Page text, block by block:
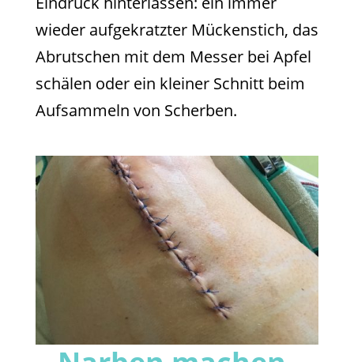
wieder aufgekratzter Mückenstich, das
Abrutschen mit dem Messer bei Apfel
schälen oder ein kleiner Schnitt beim
Aufsammeln von Scherben.